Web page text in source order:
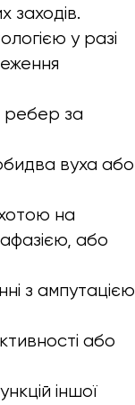
заходів.
у разі
ребер за
вуха або
на
або
з ампутацією
або
іншої